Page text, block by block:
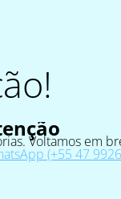
Voltamos em
(+55 47